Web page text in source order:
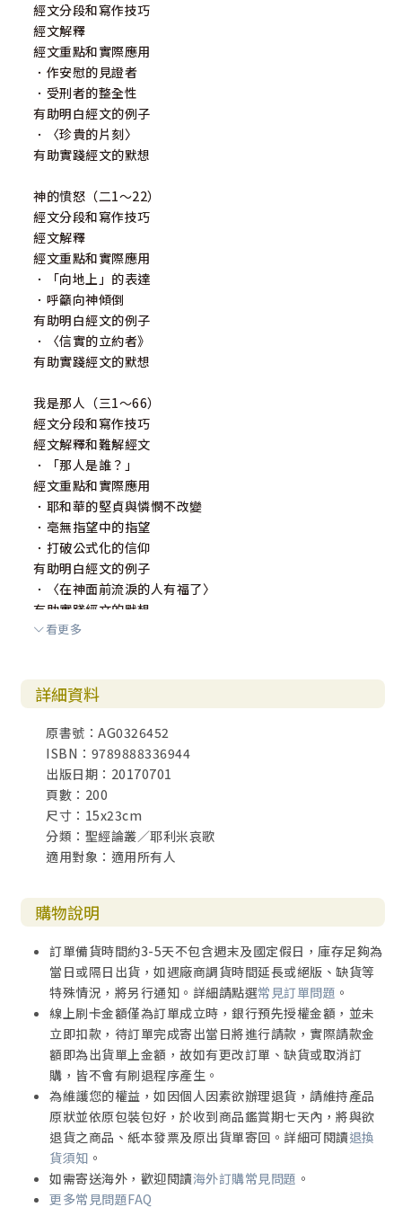
經文分段和寫作技巧
經文解釋
經文重點和實際應用
．作安慰的見證者
．受刑者的整全性
有助明白經文的例子
．〈珍貴的片刻〉
有助實踐經文的默想
神的憤怒（二1～22）
經文分段和寫作技巧
經文解釋
經文重點和實際應用
．「向地上」的表達
．呼籲向神傾倒
有助明白經文的例子
．〈信實的立約者》
有助實踐經文的默想
我是那人（三1～66）
經文分段和寫作技巧
經文解釋和難解經文
．「那人是誰？」
經文重點和實際應用
．耶和華的堅貞與憐憫不改變
．亳無指望中的指望
．打破公式化的信仰
有助明白經文的例子
．〈在神面前流淚的人有福了〉
有助實踐經文的默想
經文解釋
經文重點和實際應用
．錫安眾子民的錯配
．打破虛無的神話
有助明白經文的例子
．〈海水倒在蜆殼裡〉
有助實踐經文的默想
永使我們回轉（五1～22）
經文解釋
經文重點和實際應用
．犯罪者與無辜者受苦
．在盼望與絕望之間
有助明白經文的例子
．〈活出意義來》
．〈謝謝醫生弄痛我〉
有助實踐經文的默想
參考書目
看更多
詳細資料
原書號：AG0326452
ISBN：9789888336944
出版日期：20170701
頁數：200
尺寸：15x23cm
分類：聖經論叢／耶利米哀歌
適用對象：適用所有人
購物說明
訂單備貨時間約3-5天不包含週末及國定假日，庫存足夠為
當日或隔日出貨，如遇廠商調貨時間延長或絕版、缺貨等
特殊情況，將另行通知。詳細請點選常見訂單問題 。
線上刷卡金額僅為訂單成立時，銀行預先授權金額，並未
立即扣款，待訂單完成寄出當日將進行請款，實際請款金
額即為出貨單上金額，故如有更改訂單、缺貨或取消訂
購，皆不會有刷退程序產生。
為維護您的權益，如因個人因素欲辦理退貨，請維持產品
原狀並依原包裝包好，於收到商品鑑賞期七天內，將與欲
退貨之商品、紙本發票及原出貨單寄回。詳細可閱讀退換
貨須知 。
如需寄送海外，歡迎閱讀海外訂購常見問題 。
更多常見問題FAQ